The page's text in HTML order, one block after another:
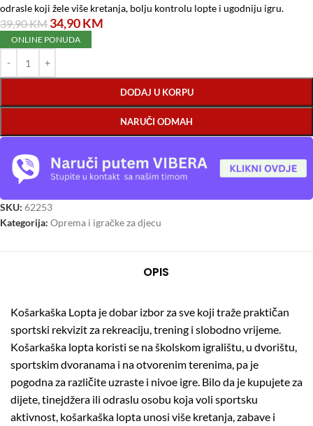
odrasle koji žele više kretanja, bolju kontrolu lopte i ugodniju igru.
39,90KM 34,90KM
ONLINE PONUDA
DODAJ U KORPU
NARUČI ODMAH
SKU: 62253
Kategorija: Oprema i igračke za djecu
OPIS
Košarkaška Lopta je dobar izbor za sve koji traže praktičan
sportski rekvizit za rekreaciju, trening i slobodno vrijeme.
Košarkaška lopta koristi se na školskom igralištu, u dvorištu,
sportskim dvoranama i na otvorenim terenima, pa je
pogodna za različite uzraste i nivoe igre. Bilo da je kupujete za
dijete, tinejdžera ili odraslu osobu koja voli sportsku
aktivnost, košarkaška lopta unosi više kretanja, zabave i